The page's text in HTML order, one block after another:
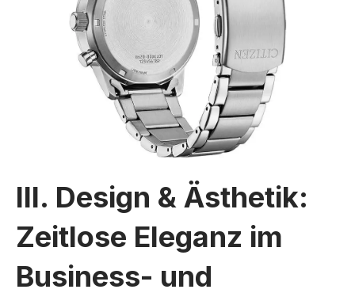
III. Design & Ästhetik:
Zeitlose Eleganz im
Business- und